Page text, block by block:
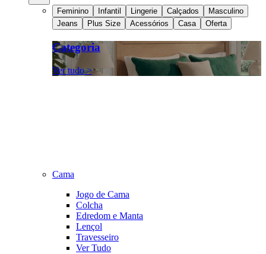
Feminino Infantil Lingerie Calçados
Masculino
Jeans
Plus Size Acessórios Casa Oferta
Categoria
Ver tudo >
Cama
Jogo de Cama
Colcha
Edredom e Manta
Lençol
Travesseiro
Ver Tudo